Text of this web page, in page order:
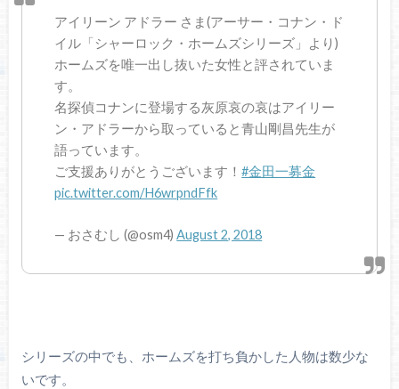
アイリーン アドラー さま(アーサー・コナン・ド
イル「シャーロック・ホームズシリーズ」より)
ホームズを唯一出し抜いた女性と評されていま
す。
名探偵コナンに登場する灰原哀の哀はアイリー
ン・アドラーから取っていると青山剛昌先生が
語っています。
ご支援ありがとうございます！#金田一募金
pic.twitter.com/H6wrpndFfk
— おさむし (@osm4)August 2, 2018
シリーズの中でも、ホームズを打ち負かした人物は数少な
いです。